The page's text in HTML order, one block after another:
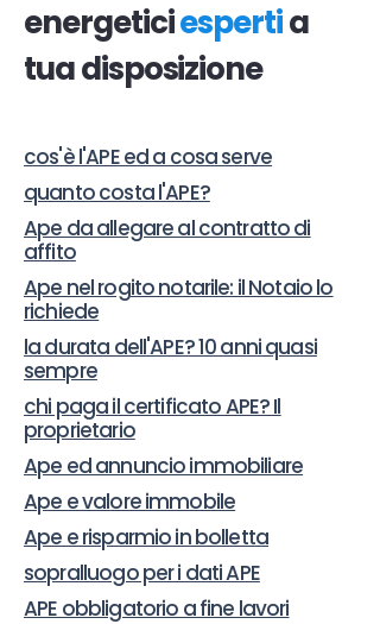
energeticiespertia
tua disposizione
cos'è l'APE ed a cosa serve
quanto costa l'APE?
Ape da allegare al contratto di
affito
Ape nel rogito notarile: il Notaio lo
richiede
la durata dell'APE? 10 anni quasi
sempre
chi paga il certificato APE? Il
proprietario
Ape ed annuncio immobiliare
Ape e valore immobile
Ape e risparmio in bolletta
sopralluogo per i dati APE
APE obbligatorio a fine lavori